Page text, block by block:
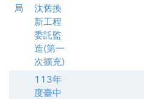
局
汰舊換
新工程
委託監
造(第一
次擴充)
113年
度臺中